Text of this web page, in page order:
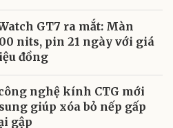
GT7 ra mắt: Màn
nits, pin 21 ngày với giá
đồng
nghệ kính CTG mới
giúp xóa bỏ nếp gấp
gập